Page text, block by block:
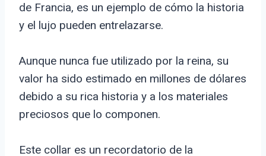
de Francia, es un ejemplo de cómo la historia
y el lujo pueden entrelazarse.
Aunque nunca fue utilizado por la reina, su
valor ha sido estimado en millones de dólares
debido a su rica historia y a los materiales
preciosos que lo componen.
Este collar es un recordatorio de la